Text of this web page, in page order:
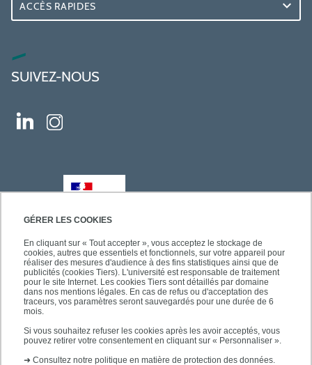
GÉRER LES COOKIES
En cliquant sur « Tout accepter », vous acceptez le stockage de
cookies, autres que essentiels et fonctionnels, sur votre appareil pour
réaliser des mesures d'audience à des fins statistiques ainsi que de
publicités (cookies Tiers). L'université est responsable de traitement
pour le site Internet. Les cookies Tiers sont détaillés par domaine
dans nos mentions légales. En cas de refus ou d'acceptation des
traceurs, vos paramètres seront sauvegardés pour une durée de 6
mois.
Si vous souhaitez refuser les cookies après les avoir acceptés, vous
pouvez retirer votre consentement en cliquant sur « Personnaliser ».
➜ Consultez notre politique en matière de protection des données.
ACCÈS RAPIDES
SUIVEZ-NOUS